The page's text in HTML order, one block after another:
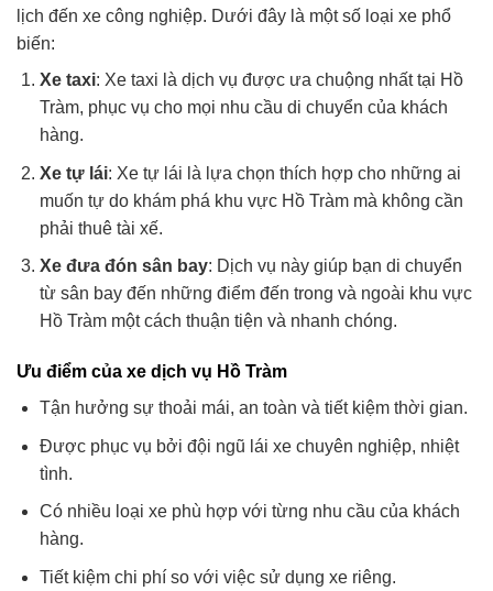
lịch đến xe công nghiệp. Dưới đây là một số loại xe phổ
biến:
Xe taxi: Xe taxi là dịch vụ được ưa chuộng nhất tại Hồ
Tràm, phục vụ cho mọi nhu cầu di chuyển của khách
hàng.
Xe tự lái: Xe tự lái là lựa chọn thích hợp cho những ai
muốn tự do khám phá khu vực Hồ Tràm mà không cần
phải thuê tài xế.
Xe đưa đón sân bay: Dịch vụ này giúp bạn di chuyển
từ sân bay đến những điểm đến trong và ngoài khu vực
Hồ Tràm một cách thuận tiện và nhanh chóng.
Ưu điểm của xe dịch vụ Hồ Tràm
Tận hưởng sự thoải mái, an toàn và tiết kiệm thời gian.
Được phục vụ bởi đội ngũ lái xe chuyên nghiệp, nhiệt
tình.
Có nhiều loại xe phù hợp với từng nhu cầu của khách
hàng.
Tiết kiệm chi phí so với việc sử dụng xe riêng.